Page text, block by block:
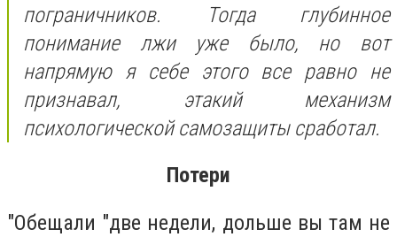
пограничников. Тогда глубинное
понимание лжи уже было, но вот
напрямую я себе этого все равно не
признавал, этакий механизм
психологической самозащиты сработал.
Потери
"Обещали "две недели, дольше вы там не